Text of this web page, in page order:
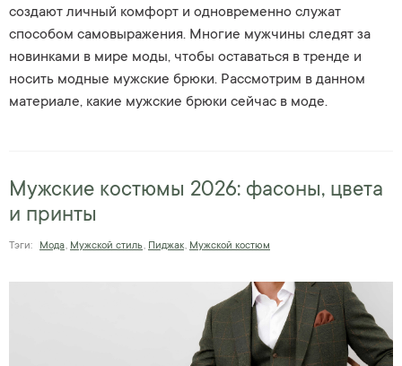
создают личный комфорт и одновременно служат
способом самовыражения. Многие мужчины следят за
новинками в мире моды, чтобы оставаться в тренде и
носить модные мужские брюки. Рассмотрим в данном
материале, какие мужские брюки сейчас в моде.
Мужские костюмы 2026: фасоны, цвета
и принты
Тэги: Мода, Мужской стиль, Пиджак, Мужской костюм